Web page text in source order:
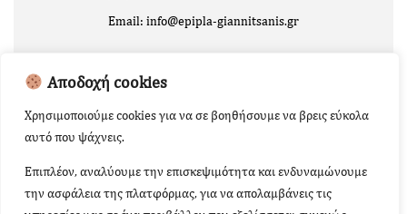
Αποδοχή cookies
Χρησιμοποιούμε cookies για να σε βοηθήσουμε να βρεις εύκολα
αυτό που ψάχνεις.
Επιπλέον, αναλύουμε την επισκεψιμότητα και ενδυναμώνουμε
την ασφάλεια της πλατφόρμας, για να απολαμβάνεις τις
Email: info@epipla-giannitsanis.gr
Copyright 2024 | Powered by Κατασκευή Ιστοσελίδων